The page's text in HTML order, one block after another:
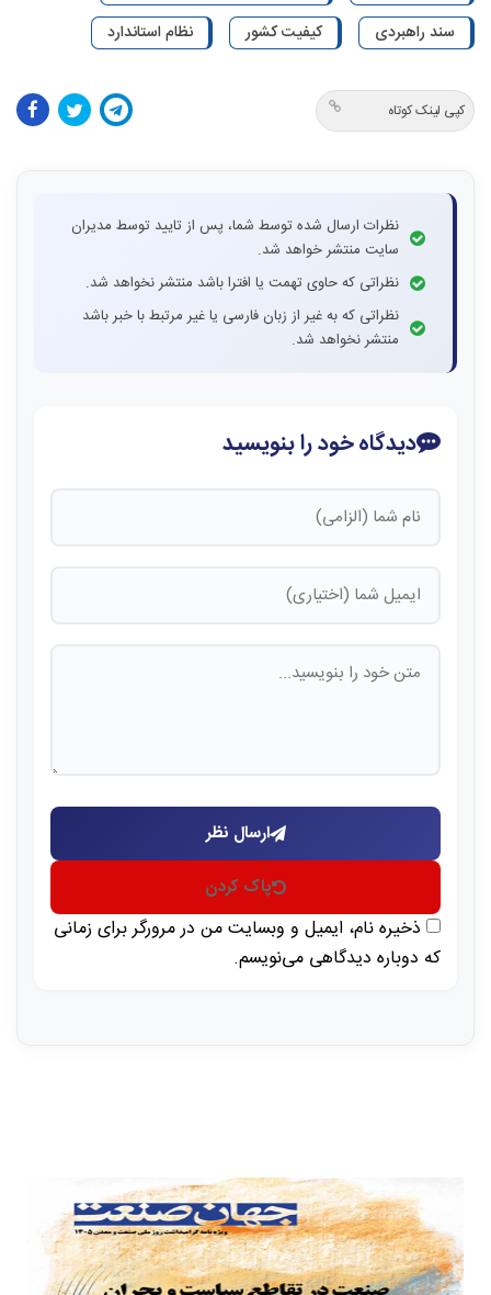
سند راهبردی
کیفیت کشور نظام استاندارد
کپی لینک کوتاه
نظرات ارسال شده توسط شما، پس از تایید توسط مدیران
سایت منتشر خواهد شد.
نظراتی که حاوی تهمت یا افترا باشد منتشر نخواهد شد.
نظراتی که به غیر از زبان فارسی یا غیر مرتبط با خبر باشد
منتشر نخواهد شد.
دیدگاه خود را بنویسید
ارسال نظر
پاک کردن
ذخیره نام، ایمیل و وبسایت من در مرورگر برای زمانی
که دوباره دیدگاهی می‌نویسم.